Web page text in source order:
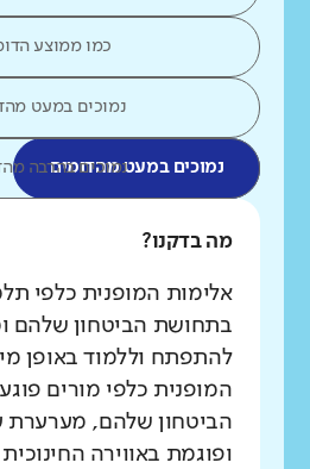
כמו ממוצע
נמוכים במעט
נמוכים במעט מהדומים
נמוכים בהרבה
מה בדקנו?
אלימות המופנית כלפי
בתחושת הביטחון שלהם
להתפתח וללמוד באופן
המופנית כלפי מורים
הביטחון שלהם, מערערת
ופוגמת באווירה